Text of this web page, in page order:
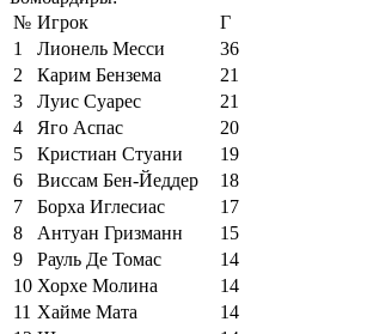
№ Игрок
Г
1
Лионель Месси
36
2
Карим Бензема
21
3
Луис Суарес
21
4
Яго Аспас
20
5
Кристиан Стуани
19
6
Виссам Бен-Йеддер
18
7
Борха Иглесиас
17
8
Антуан Гризманн
15
9
Рауль Де Томас
14
10 Хорхе Молина
14
11 Хайме Мата
14